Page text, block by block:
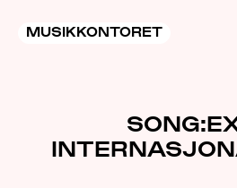
MUSIKKONTORET